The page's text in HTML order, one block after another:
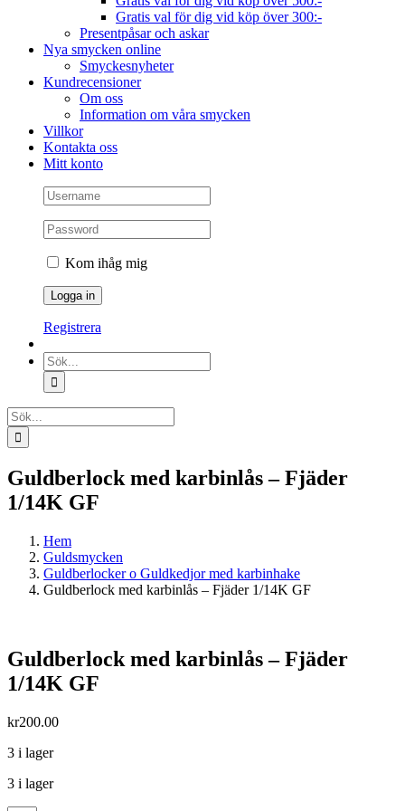
Gratis val för dig vid köp över 300:-
Presentpåsar och askar
Nya smycken online
Smyckesnyheter
Kundrecensioner
Om oss
Information om våra smycken
Villkor
Kontakta oss
Mitt konto
Kom ihåg mig
Registrera
Sök
efter:
Sök
efter:
Guldberlock med karbinlås – Fjäder
1/14K GF
Hem
Guldsmycken
Guldberlocker o Guldkedjor med karbinhake
Guldberlock med karbinlås – Fjäder 1/14K GF
Guldberlock med karbinlås – Fjäder
1/14K GF
kr200.00
3 i lager
3 i lager